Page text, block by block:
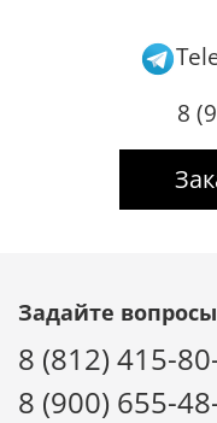
8
Задайте
8 (812) 415-
8 (900) 655-